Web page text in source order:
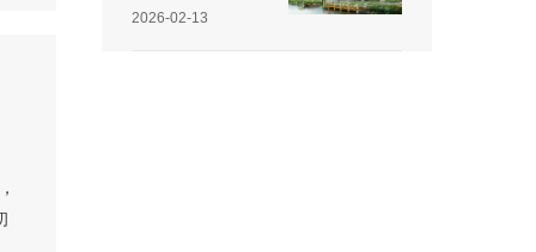
厅 关于开展传统
2026-02-13